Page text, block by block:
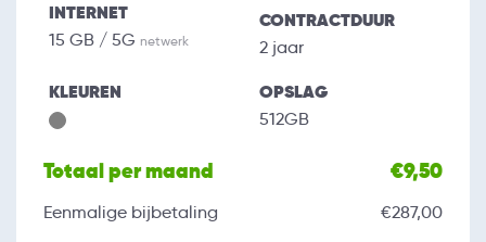
INTERNET
15 GB / 5G netwerk
CONTRACTDUUR
2 jaar
KLEUREN OPSLAG
512GB
Totaal per maand €9,50
Eenmalige bijbetaling €287,00